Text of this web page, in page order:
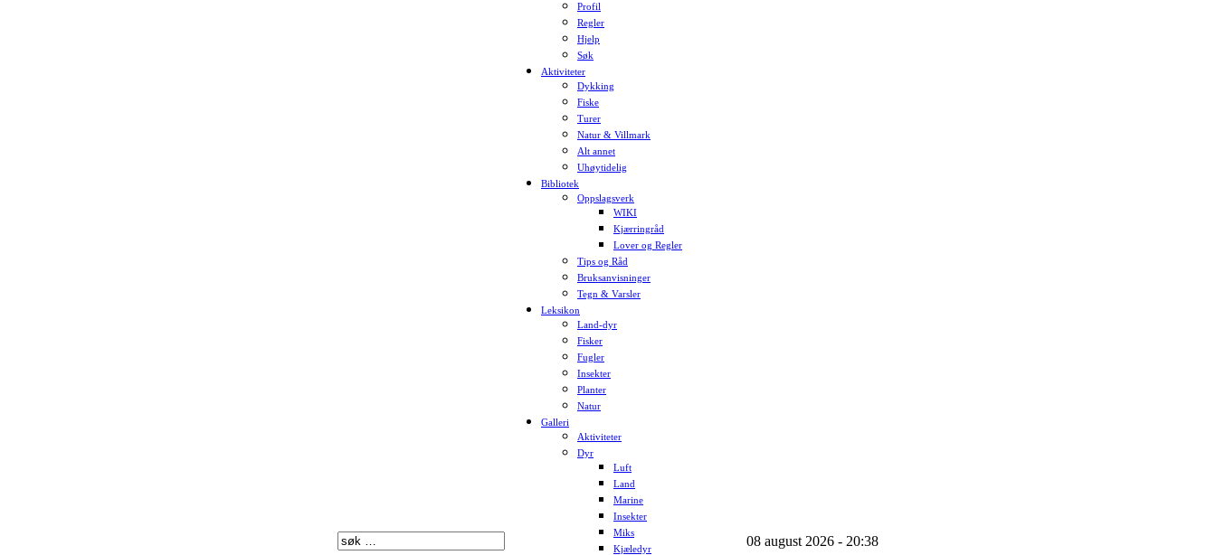
Profil
Regler
Hjelp
Søk
Aktiviteter
Dykking
Fiske
Turer
Natur & Villmark
Alt annet
Uhøytidelig
Bibliotek
Oppslagsverk
WIKI
Kjærringråd
Lover og Regler
Tips og Råd
Bruksanvisninger
Tegn & Varsler
Leksikon
Land-dyr
Fisker
Fugler
Insekter
Planter
Natur
Galleri
Aktiviteter
Dyr
Luft
Land
Marine
Insekter
Miks
Kjæledyr
08 august 2026 - 20:38